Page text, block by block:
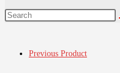
Previous Product